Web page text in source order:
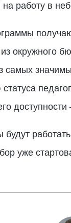
на работу в
окружного
самых
уже